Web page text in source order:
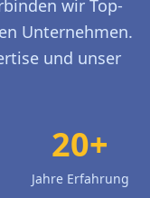
wir Top-
Unternehmen.
und unser
20+
Jahre Erfahrung